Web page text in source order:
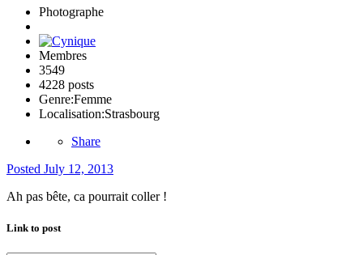
Photographe
Membres
3549
4228 posts
Genre:Femme
Localisation:Strasbourg
Share
Posted July 12, 2013
Ah pas bête, ca pourrait coller !
Link to post